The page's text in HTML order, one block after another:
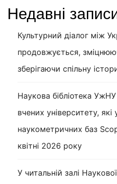
Недавні
Культурний діалог між
продовжується,
зберігаючи спільну
Наукова бібліотека
вчених університету,
наукометричних баз
квітні 2026 року
У читальній залі